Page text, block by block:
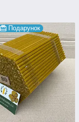
Подарунок